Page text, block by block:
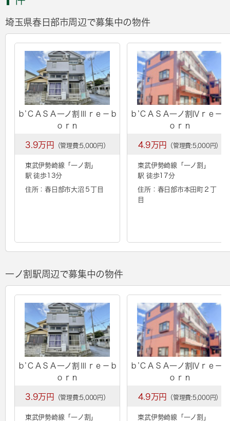
埼玉県春日部市周辺で募集中の物件
ｂ’ＣＡＳＡ一ノ割Ⅲｒｅ－ｂ
ｏｒｎ
3.9万円 （管理費:5,000円）
東武伊勢崎線「一ノ割 」
駅 徒歩13分
住所：春日部市大沼５丁目
ｂ’ＣＡＳＡ一ノ割Ⅳｒｅ－ｂ
ｏｒｎ
4.9万円 （管理費:5,000円）
東武伊勢崎線「 一ノ割
」
駅 徒歩17分
住所：春日部市本田町２丁
目
一ノ割駅周辺で募集中の物件
ｂ’ＣＡＳＡ一ノ割Ⅲｒｅ－ｂ
ｏｒｎ
3.9万円 （管理費:5,000円）
東武伊勢崎線「一ノ割 」
ｂ’ＣＡＳＡ一ノ割Ⅳｒｅ－ｂ
ｏｒｎ
4.9万円 （管理費:5,000円）
東武伊勢崎線「 一ノ割
」